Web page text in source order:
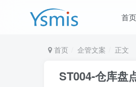
首页
首页 企管文案 正文
ST004-仓库盘